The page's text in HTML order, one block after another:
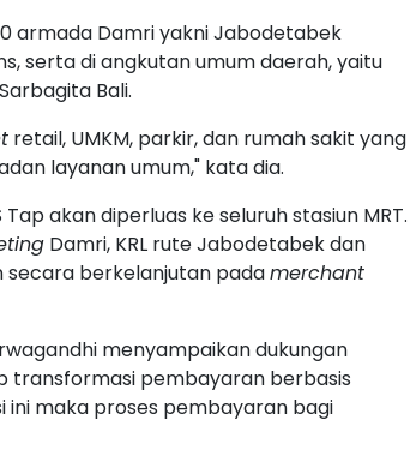
armada Damri yakni Jabodetabek
serta di angkutan umum daerah, yaitu
Bali.
retail, UMKM, parkir, dan rumah sakit yang
layanan umum," kata dia.
akan diperluas ke seluruh stasiun MRT.
Damri, KRL rute Jabodetabek dan
secara berkelanjutan padamerchant
menyampaikan dukungan
transformasi pembayaran berbasis
ini maka proses pembayaran bagi